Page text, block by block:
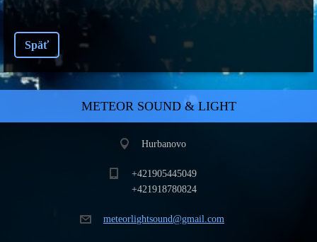
Späť
METEOR SOUND & LIGHT
Hurbanovo
+421905445049
+421918780824
meteorlightsound@gmail.com